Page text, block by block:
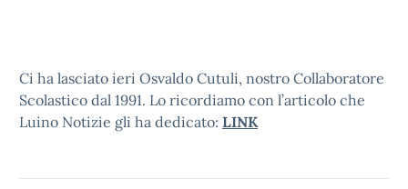
Ci ha lasciato ieri Osvaldo Cutuli, nostro Collaboratore
Scolastico dal 1991. Lo ricordiamo con l’articolo che
Luino Notizie gli ha dedicato: LINK